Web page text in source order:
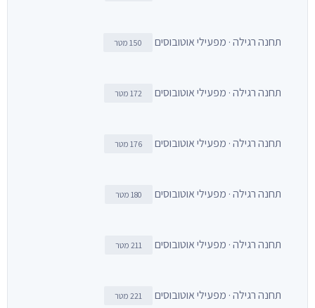
תחנה רגילה · מפעילי אוטובוסים 150 מטר
תחנה רגילה · מפעילי אוטובוסים 172 מטר
תחנה רגילה · מפעילי אוטובוסים 176 מטר
תחנה רגילה · מפעילי אוטובוסים 180 מטר
תחנה רגילה · מפעילי אוטובוסים 211 מטר
תחנה רגילה · מפעילי אוטובוסים 221 מטר